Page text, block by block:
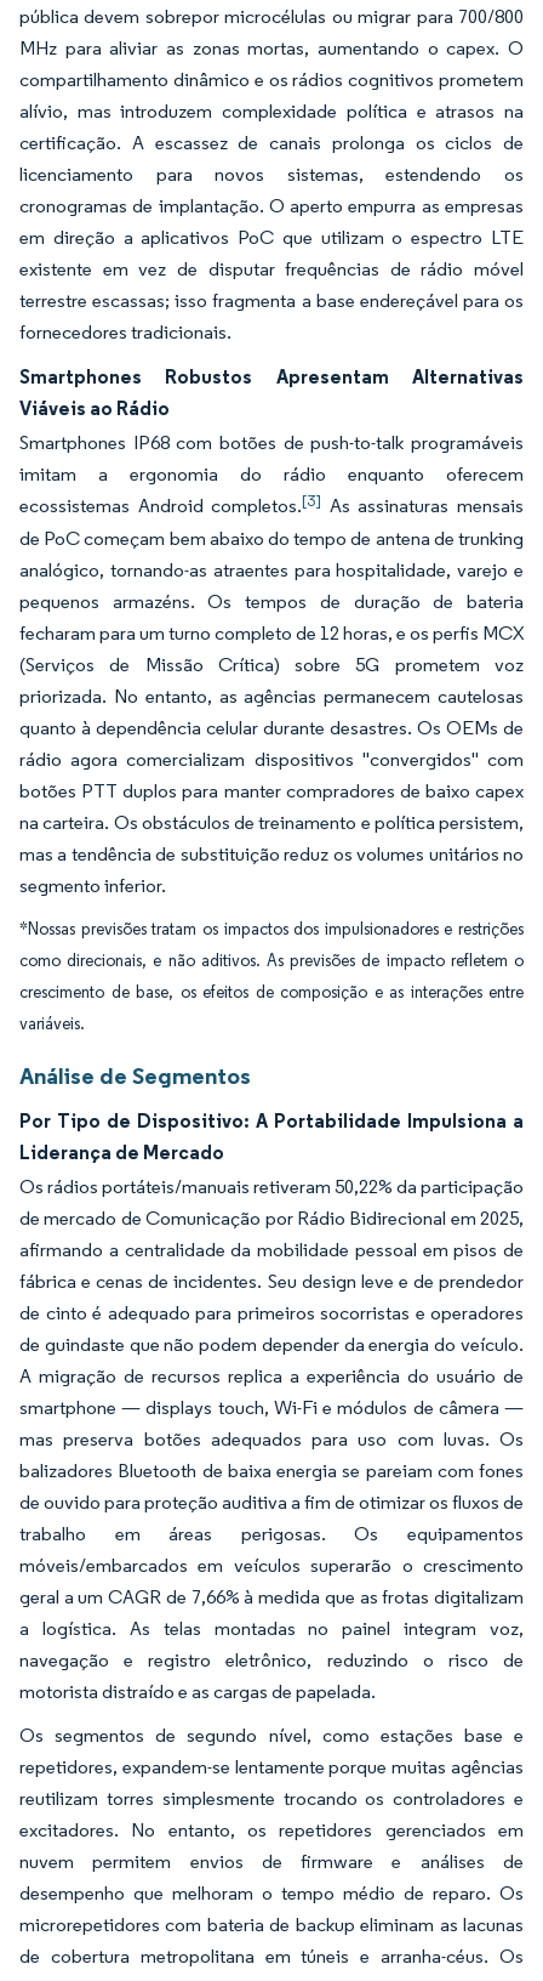
pública devem sobrepor microcélulas ou migrar para 700/800
MHz para aliviar as zonas mortas, aumentando o capex. O
compartilhamento dinâmico e os rádios cognitivos prometem
alívio, mas introduzem complexidade política e atrasos na
certificação. A escassez de canais prolonga os ciclos de
licenciamento para novos sistemas, estendendo os
cronogramas de implantação. O aperto empurra as empresas
em direção a aplicativos PoC que utilizam o espectro LTE
existente em vez de disputar frequências de rádio móvel
terrestre escassas; isso fragmenta a base endereçável para os
fornecedores tradicionais.
Smartphones Robustos Apresentam Alternativas
Viáveis ao Rádio
Smartphones IP68 com botões de push-to-talk programáveis
imitam a ergonomia do rádio enquanto oferecem
ecossistemas Android completos.[3] As assinaturas mensais
de PoC começam bem abaixo do tempo de antena de trunking
analógico, tornando-as atraentes para hospitalidade, varejo e
pequenos armazéns. Os tempos de duração de bateria
fecharam para um turno completo de 12 horas, e os perfis MCX
(Serviços de Missão Crítica) sobre 5G prometem voz
priorizada. No entanto, as agências permanecem cautelosas
quanto à dependência celular durante desastres. Os OEMs de
rádio agora comercializam dispositivos "convergidos" com
botões PTT duplos para manter compradores de baixo capex
na carteira. Os obstáculos de treinamento e política persistem,
mas a tendência de substituição reduz os volumes unitários no
segmento inferior.
*Nossas previsões tratam os impactos dos impulsionadores e restrições
como direcionais, e não aditivos. As previsões de impacto refletem o
crescimento de base, os efeitos de composição e as interações entre
variáveis.
Análise de Segmentos
Por Tipo de Dispositivo: A Portabilidade Impulsiona a
Liderança de Mercado
Os rádios portáteis/manuais retiveram 50,22% da participação
de mercado de Comunicação por Rádio Bidirecional em 2025,
afirmando a centralidade da mobilidade pessoal em pisos de
fábrica e cenas de incidentes. Seu design leve e de prendedor
de cinto é adequado para primeiros socorristas e operadores
de guindaste que não podem depender da energia do veículo.
A migração de recursos replica a experiência do usuário de
smartphone — displays touch, Wi-Fi e módulos de câmera —
mas preserva botões adequados para uso com luvas. Os
balizadores Bluetooth de baixa energia se pareiam com fones
de ouvido para proteção auditiva a fim de otimizar os fluxos de
trabalho em áreas perigosas. Os equipamentos
móveis/embarcados em veículos superarão o crescimento
geral a um CAGR de 7,66% à medida que as frotas digitalizam
a logística. As telas montadas no painel integram voz,
navegação e registro eletrônico, reduzindo o risco de
motorista distraído e as cargas de papelada.
Os segmentos de segundo nível, como estações base e
repetidores, expandem-se lentamente porque muitas agências
reutilizam torres simplesmente trocando os controladores e
excitadores. No entanto, os repetidores gerenciados em
nuvem permitem envios de firmware e análises de
desempenho que melhoram o tempo médio de reparo. Os
microrepetidores com bateria de backup eliminam as lacunas
de cobertura metropolitana em túneis e arranha-céus. Os